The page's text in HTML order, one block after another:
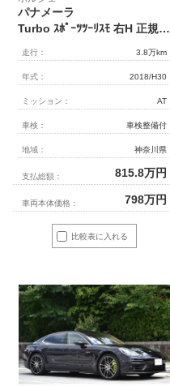
比較表に入れる
パナメーラ
Turbo ｽﾎﾟｰﾂﾂｰﾘｽﾓ 右H 正規D車 茶革 ﾊﾟﾉﾗﾏﾙｰﾌ ｸﾙｺﾝ ｺﾝﾌｫｰﾄｱｸｾｽ ｼｰﾄﾋｰﾀｰ PCMﾅﾋﾞ TV 360°ｶﾒﾗ BOSE PDLS+ LEDﾏﾄﾘｸｽﾍｯﾄﾞﾗｲﾄ ﾊﾟﾜｰﾄﾗﾝｸ 21ｲﾝﾁAW
走行： 3.8万km
年式： 2018/H30
ミッション： AT
車検： 車検整備付
地域： 神奈川県
支払総額： 815.8万円
車両本体価格： 798万円